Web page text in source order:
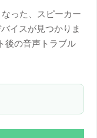
った、スピーカー
イスが見つかりま
後の音声トラブル